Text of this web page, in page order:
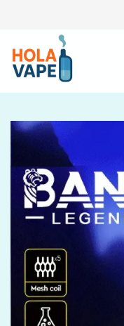
content